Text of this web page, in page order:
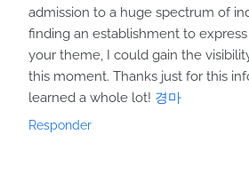
admission to a huge spectrum of
finding an establishment to
your theme, I could gain the
this moment. Thanks just for this
learned a whole lot! 경마
Responder